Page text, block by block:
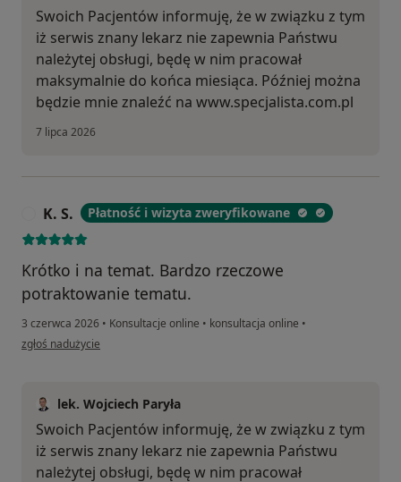
Swoich Pacjentów informuję, że w związku z tym
iż serwis znany lekarz nie zapewnia Państwu
należytej obsługi, będę w nim pracował
maksymalnie do końca miesiąca. Później można
będzie mnie znaleźć na www.specjalista.com.pl
7 lipca 2026
K. S. Płatność i wizyta zweryfikowane
Krótko i na temat. Bardzo rzeczowe
potraktowanie tematu.
3 czerwca 2026 • Konsultacje online • konsultacja online •
w opinii użytkownika K. S.
zgłoś nadużycie
lek. Wojciech Paryła
Swoich Pacjentów informuję, że w związku z tym
iż serwis znany lekarz nie zapewnia Państwu
należytej obsługi, będę w nim pracował